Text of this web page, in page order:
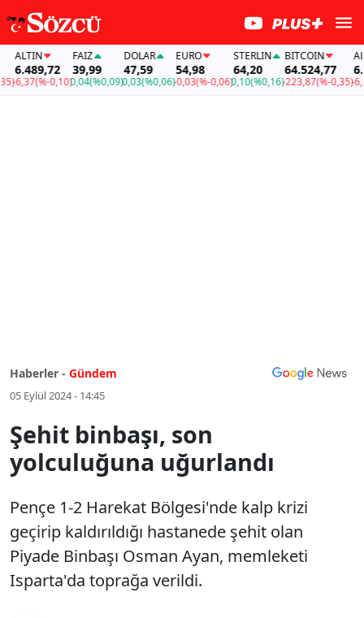
(%-0,10)
FAİZ
39,99
0,04(%0,09)
DOLAR
47,59
0,03(%0,06)
EURO
54,98
-0,03(%-0,06)
STERLIN
64,20
0,10(%0,16)
BITCOIN
64.524,77
-223,87(%-0,35)
ALTIN
-6,37
Haberler - Gündem
05 Eylül 2024 - 14:45
Şehit binbaşı, son
yolculuğuna uğurlandı
Pençe 1-2 Harekat Bölgesi'nde kalp krizi
geçirip kaldırıldığı hastanede şehit olan
Piyade Binbaşı Osman Ayan, memleketi
Isparta'da toprağa verildi.